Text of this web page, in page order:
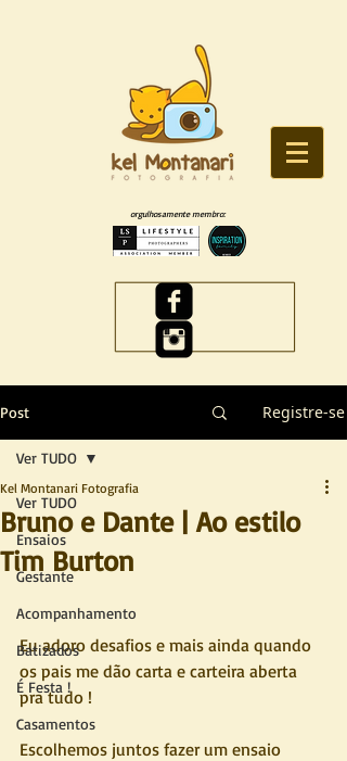
orgulhosamente membro:
Post Registre-se
Ver TUDO
Ensaios
Gestante
Acompanhamento
Batizados
É Festa !
Casamentos
Ver TUDO
Bruno e Dante | Ao estilo
Tim Burton
Kel Montanari Fotografia
Eu adoro desafios e mais ainda quando
os pais me dão carta e carteira aberta
pra tudo !
Escolhemos juntos fazer um ensaio